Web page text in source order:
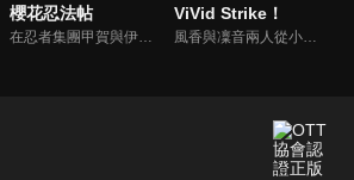
櫻花忍法帖
在忍者集團甲賀與伊賀爆發戰爭並最終迎來雙方全滅後十年，寬永三年，天下變得太平。在這個和平的環境下，忍者成為了無用之物，唯有隱藏起來。甲賀與伊賀的族人希望透過雙方幼主進行聯婚鞏固族群的命脈。故事以甲賀八郎與伊賀五花這兩位少年少女們為中心，捲入了與操縱著非人力量的集團之間的戰鬥。
ViVid Strike！
風香與凜音兩人從小在孤兒院一起長大，即使貧困依然嚮往光明的未來。長大後，風香先離開孤兒院，這是她們的第一次離別。 風香在外謀生，性格變得比較陽剛，但她的心中仍然惦記著嬌小的凜音，並希望有一天能夠重逢。可惜事與願違，造訪了風香與凜音的「二次離別」，改變了兩人的命運。